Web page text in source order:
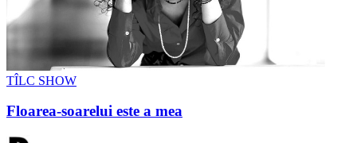
TÎLC SHOW
Floarea-soarelui este a mea